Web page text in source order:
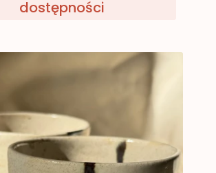
dostępności